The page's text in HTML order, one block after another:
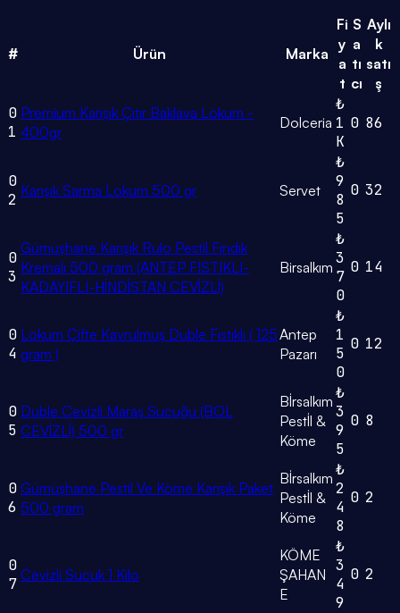
# Ürün Marka
Fi
y
a
t
S
a
tı
cı
Aylı
k
satı
ş
0
1
Premium Karışık Çıtır Baklava Lokum -
400gr
Dolceria
₺
1
K
0 86
0
2 Karışık Sarma Lokum 500 gr Servet
₺
9
8
5
0 32
0
3
Gümüşhane Karışık Rulo Pestil Fındık
Kremalı 500 gram (ANTEP FISTIKLI-
KADAYIFLI-HİNDİSTAN CEVİZLİ)
Birsalkım
₺
3
7
0
0 14
0
4
Lokum Çifte Kavrulmuş Duble Fıstıklı ( 125
gram )
Antep
Pazarı
₺
1
5
0
0 12
0
5
Duble Cevizli Maraş Sucuğu (BOL
CEVİZLİ) 500 gr
Bİrsalkım
Pestİl &
Köme
₺
3
9
5
0 8
0
6
Gümüşhane Pestil Ve Köme Karışık Paket
500 gram
Bİrsalkım
Pestİl &
Köme
₺
2
4
8
0 2
0
7 Cevizli Sucuk 1 Kilo
KÖME
ŞAHAN
E
₺
3
4
9
0 2